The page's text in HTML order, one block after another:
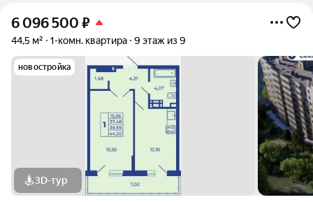
6 096 500 ₽
44,5 м² 1-комн. квартира 9 этаж из 9
новостройка
3D-тур